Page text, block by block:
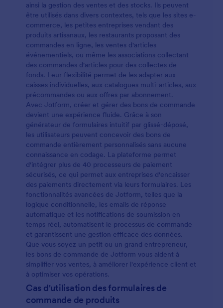
ainsi la gestion des ventes et des stocks. Ils peuvent
être utilisés dans divers contextes, tels que les sites e-
commerce, les petites entreprises vendant des
produits artisanaux, les restaurants proposant des
commandes en ligne, les ventes d'articles
événementiels, ou même les associations collectant
des commandes d'articles pour des collectes de
fonds. Leur flexibilité permet de les adapter aux
caisses individuelles, aux catalogues multi-articles, aux
précommandes ou aux offres par abonnement.
Avec Jotform, créer et gérer des bons de commande
devient une expérience fluide. Grâce à son
générateur de formulaires intuitif par glissé-déposé,
les utilisateurs peuvent concevoir des bons de
commande entièrement personnalisés sans aucune
connaissance en codage. La plateforme permet
d'intégrer plus de 40 processeurs de paiement
sécurisés, ce qui permet aux entreprises d'encaisser
des paiements directement via leurs formulaires. Les
fonctionnalités avancées de Jotform, telles que la
logique conditionnelle, les emails de réponse
automatique et les notifications de soumission en
temps réel, automatisent le processus de commande
et garantissent une gestion efficace des données.
Que vous soyez un petit ou un grand entrepreneur,
les bons de commande de Jotform vous aident à
simplifier vos ventes, à améliorer l'expérience client et
à optimiser vos opérations.
Cas d'utilisation des formulaires de
commande de produits